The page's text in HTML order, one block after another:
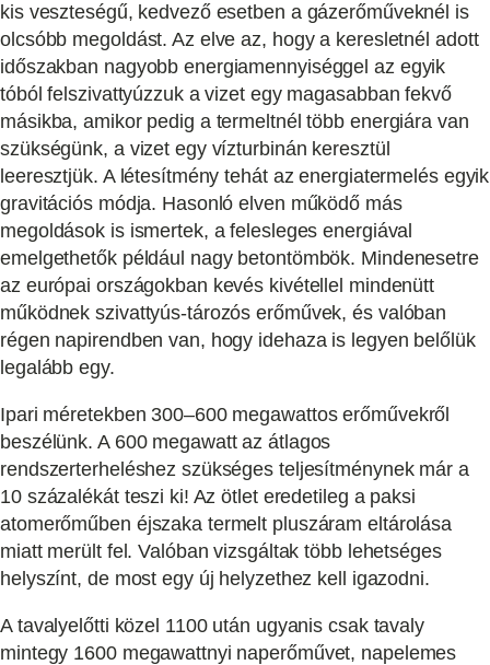
kis veszteségű, kedvező esetben a gázerőműveknél is
olcsóbb megoldást. Az elve az, hogy a keresletnél adott
időszakban nagyobb energiamennyiséggel az egyik
tóból felszivattyúzzuk a vizet egy magasabban fekvő
másikba, amikor pedig a termeltnél több energiára van
szükségünk, a vizet egy vízturbinán keresztül
leeresztjük. A létesítmény tehát az energiatermelés egyik
gravitációs módja. Hasonló elven működő más
megoldások is ismertek, a felesleges energiával
emelgethetők például nagy betontömbök. Mindenesetre
az európai országokban kevés kivétellel mindenütt
működnek szivattyús-tározós erőművek, és valóban
régen napirendben van, hogy idehaza is legyen belőlük
legalább egy.
Ipari méretekben 300–600 megawattos erőművekről
beszélünk. A 600 megawatt az átlagos
rendszerterheléshez szükséges teljesítménynek már a
10 százalékát teszi ki! Az ötlet eredetileg a paksi
atomerőműben éjszaka termelt pluszáram eltárolása
miatt merült fel. Valóban vizsgáltak több lehetséges
helyszínt, de most egy új helyzethez kell igazodni.
A tavalyelőtti közel 1100 után ugyanis csak tavaly
mintegy 1600 megawattnyi naperőművet, napelemes